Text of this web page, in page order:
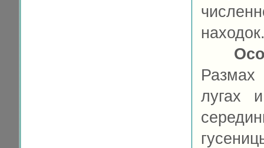
Размах
лугах